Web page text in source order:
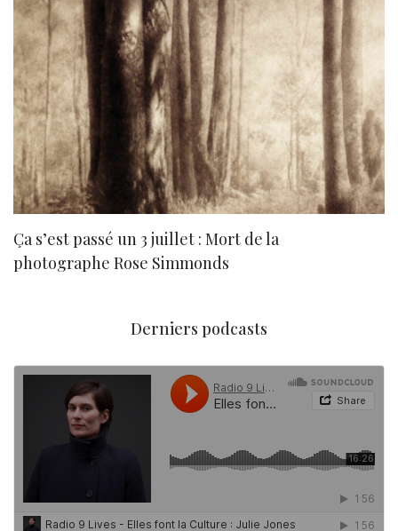
Ça s’est passé un 3 juillet : Mort de la
photographe Rose Simmonds
Derniers podcasts